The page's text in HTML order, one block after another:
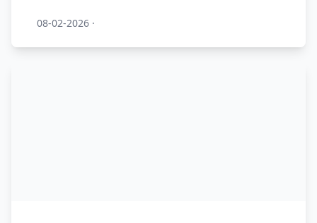
08-02-2026 ·